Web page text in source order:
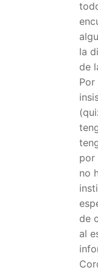
la
de
por
no
de
al